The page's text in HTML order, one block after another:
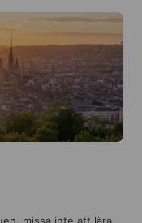
missa inte att lära